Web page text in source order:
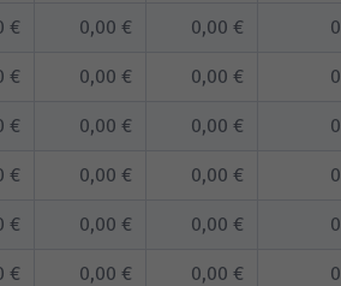
€ 0,00 € 0,00 €
€ 0,00 € 0,00 €
€ 0,00 € 0,00 €
€ 0,00 € 0,00 €
€ 0,00 € 0,00 €
€ 0,00 € 0,00 €